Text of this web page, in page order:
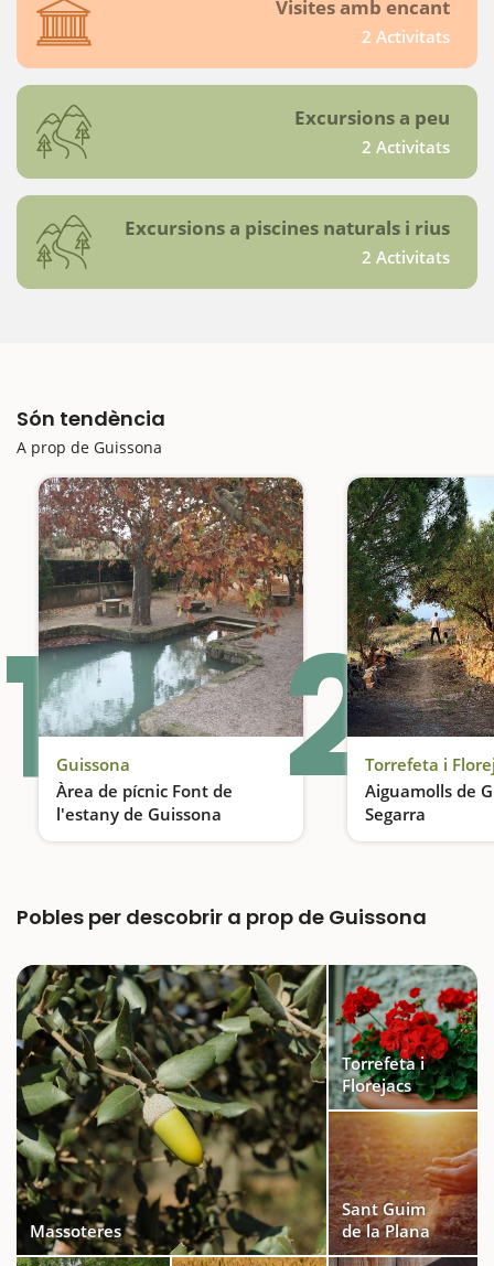
Visites amb encant
2 Activitats
Excursions a peu
2 Activitats
Excursions a piscines naturals i rius
2 Activitats
Són tendència
A prop de Guissona
1 Guissona
Àrea de pícnic Font de
l'estany de Guissona
Dinem en un espai que data de l'època romana
2Torrefeta i
Aiguamolls de
Segarra
L'oasi de la
Pobles per descobrir a prop de Guissona
Massoteres
Torrefeta i
Florejacs
Sant Guim
de la Plana